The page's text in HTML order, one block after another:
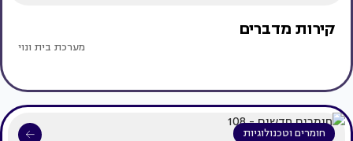
קירות מדברים
מערכת בית ונוי
חומרים וטכנולוגיות